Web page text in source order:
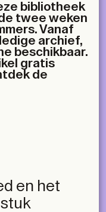
bibliotheek
twee weken
Vanaf
archief,
beschikbaar.
gratis
de
en het